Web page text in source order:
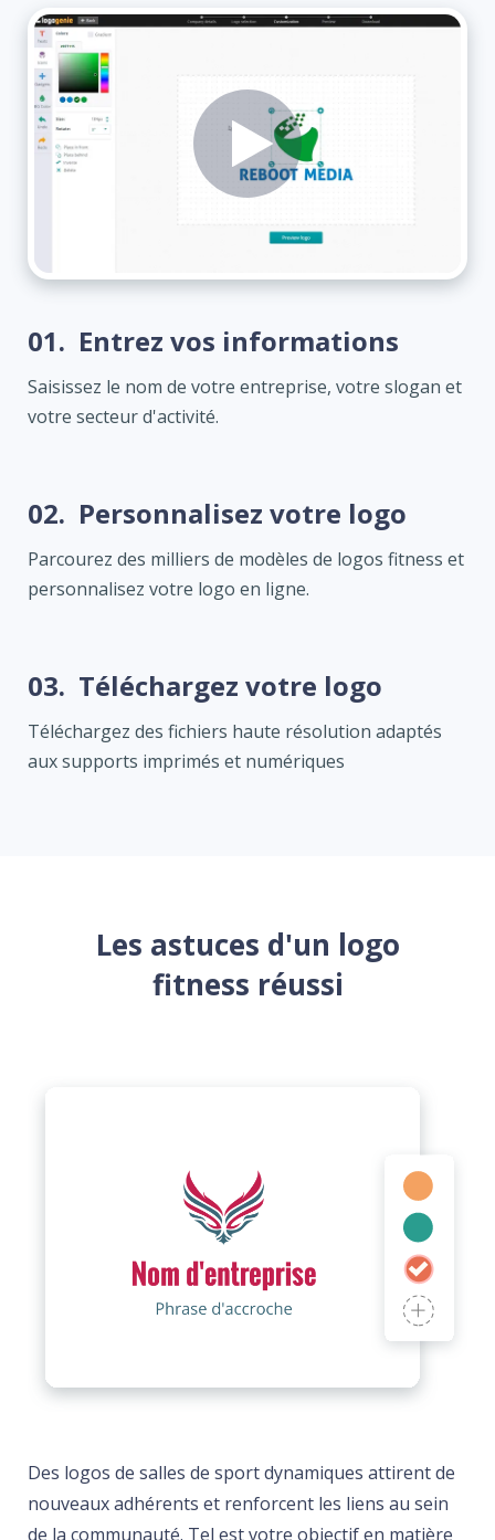
01. Entrez vos informations
Saisissez le nom de votre entreprise, votre slogan et
votre secteur d'activité.
02. Personnalisez votre logo
Parcourez des milliers de modèles de logos fitness et
personnalisez votre logo en ligne.
03. Téléchargez votre logo
Téléchargez des fichiers haute résolution adaptés
aux supports imprimés et numériques
Les astuces d'un logo
fitness réussi
Des logos de salles de sport dynamiques attirent de
nouveaux adhérents et renforcent les liens au sein
de la communauté. Tel est votre objectif en matière